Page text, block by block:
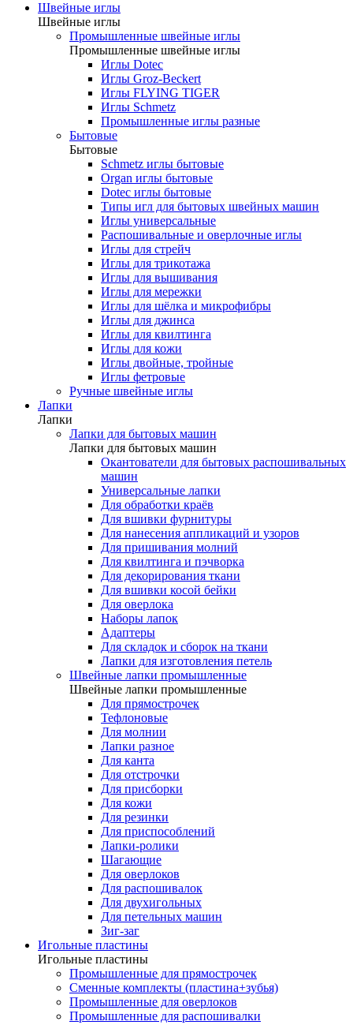
Швейные иглы
Швейные иглы
Промышленные швейные иглы
Промышленные швейные иглы
Иглы Dotec
Иглы Groz-Beckert
Иглы FLYING TIGER
Иглы Schmetz
Промышленные иглы разные
Бытовые
Бытовые
Schmetz иглы бытовые
Organ иглы бытовые
Dotec иглы бытовые
Типы игл для бытовых швейных машин
Иглы универсальные
Распошивальные и оверлочные иглы
Иглы для стрейч
Иглы для трикотажа
Иглы для вышивания
Иглы для мережки
Иглы для шёлка и микрофибры
Иглы для джинса
Иглы для квилтинга
Иглы для кожи
Иглы двойные, тройные
Иглы фетровые
Ручные швейные иглы
Лапки
Лапки
Лапки для бытовых машин
Лапки для бытовых машин
Окантователи для бытовых распошивальных
машин
Универсальные лапки
Для обработки краёв
Для вшивки фурнитуры
Для нанесения аппликаций и узоров
Для пришивания молний
Для квилтинга и пэчворка
Для декорирования ткани
Для вшивки косой бейки
Для оверлока
Наборы лапок
Адаптеры
Для складок и сборок на ткани
Лапки для изготовления петель
Швейные лапки промышленные
Швейные лапки промышленные
Для прямострочек
Тефлоновые
Для молнии
Лапки разное
Для канта
Для отстрочки
Для присборки
Для кожи
Для резинки
Для приспособлений
Лапки-ролики
Шагающие
Для оверлоков
Для распошивалок
Для двухигольных
Для петельных машин
Зиг-заг
Игольные пластины
Игольные пластины
Промышленные для прямострочек
Сменные комплекты (пластина+зубья)
Промышленные для оверлоков
Промышленные для распошивалки